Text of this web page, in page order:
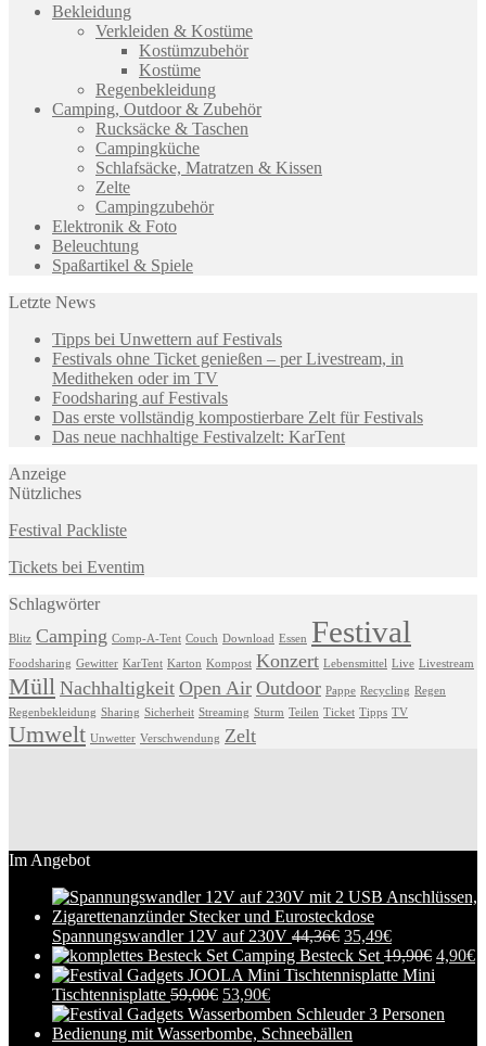
Bekleidung
Verkleiden & Kostüme
Kostümzubehör
Kostüme
Regenbekleidung
Camping, Outdoor & Zubehör
Rucksäcke & Taschen
Campingküche
Schlafsäcke, Matratzen & Kissen
Zelte
Campingzubehör
Elektronik & Foto
Beleuchtung
Spaßartikel & Spiele
Letzte News
Tipps bei Unwettern auf Festivals
Festivals ohne Ticket genießen – per Livestream, in
Meditheken oder im TV
Foodsharing auf Festivals
Das erste vollständig kompostierbare Zelt für Festivals
Das neue nachhaltige Festivalzelt: KarTent
Anzeige
Nützliches
Festival Packliste
Tickets bei Eventim
Schlagwörter
Blitz Camping Comp-A-Tent Couch Download Essen Festival
Foodsharing Gewitter KarTent Karton Kompost Konzert Lebensmittel Live Livestream
Müll Nachhaltigkeit Open Air Outdoor Pappe Recycling Regen
Regenbekleidung Sharing Sicherheit Streaming Sturm Teilen Ticket Tipps TV
Umwelt Unwetter Verschwendung Zelt
Im Angebot
Spannungswandler 12V auf 230V 44,36€ 35,49€
Camping Besteck Set 19,90€ 4,90€
Mini
Tischtennisplatte 59,00€ 53,90€